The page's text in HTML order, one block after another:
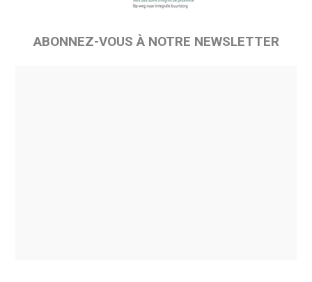
ABONNEZ-VOUS À NOTRE NEWSLETTER